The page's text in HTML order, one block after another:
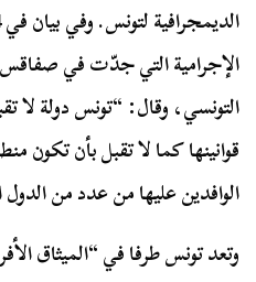
الإجرامية التي جدّت في
التونسي، وقال: “تونس دولة لا
قوانينها كما لا تقبل بأن تكون
الوافدين عليها من عدد من الدول
وتعد تونس طرفا في “الميثاق